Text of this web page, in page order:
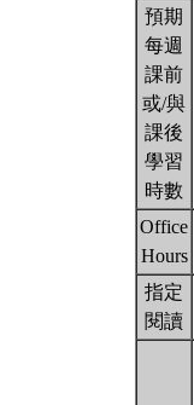
預期
每週
課前
或/與
課後
學習
時數
Office
Hours
指定
閱讀